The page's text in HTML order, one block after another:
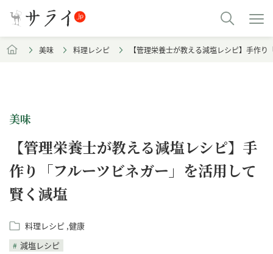
美味 料理レシピ 【管理栄養士が教える減塩レシピ】手作
美味
【管理栄養士が教える減塩レシピ】手
作り「フルーツビネガー」を活用して
賢く減塩
料理レシピ 健康
減塩レシピ